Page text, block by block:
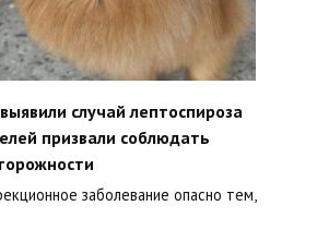
случай лептоспироза
призвали соблюдать
заболевание опасно тем,